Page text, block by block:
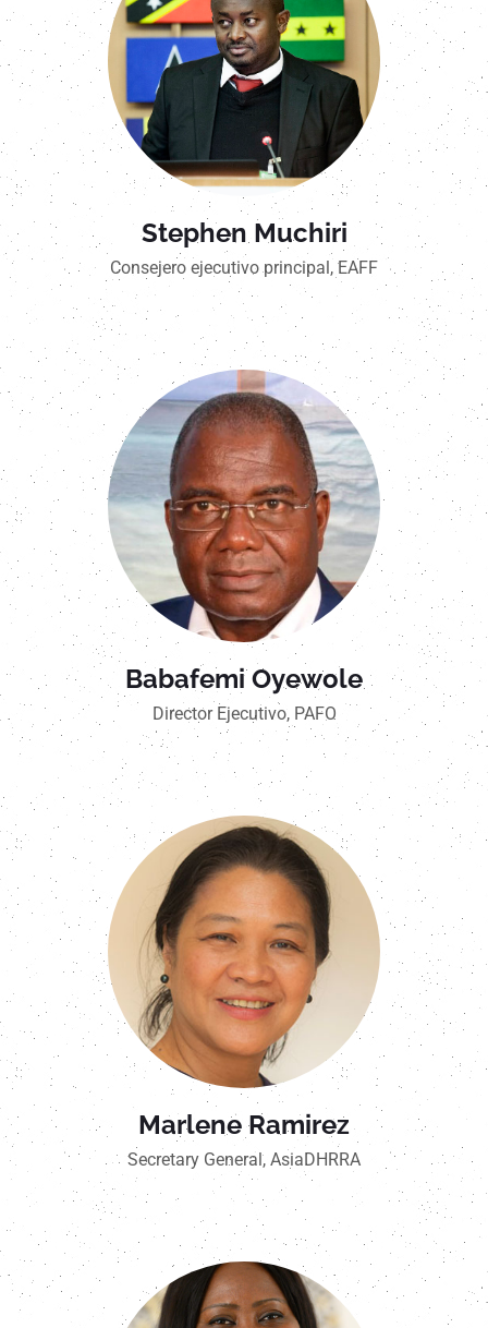
Stephen Muchiri
Consejero ejecutivo principal, EAFF
Babafemi Oyewole
Director Ejecutivo, PAFO
Marlene Ramirez
Secretary General, AsiaDHRRA